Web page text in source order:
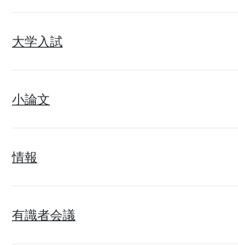
大学入試
小論文
情報
有識者会議